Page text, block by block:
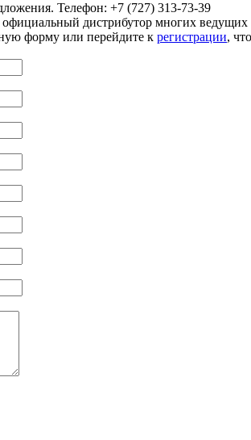
Телефон: +7 (727) 313-73-39
дистрибутор многих
форму или перейдите к регистрации,